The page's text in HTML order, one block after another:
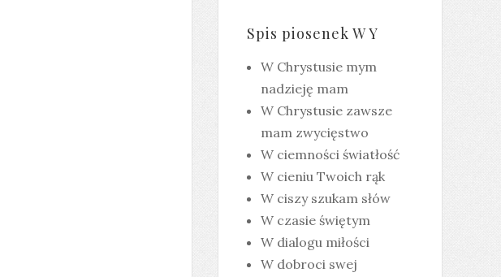
Spis piosenek W Y
W Chrystusie mym
nadzieję mam
W Chrystusie zawsze
mam zwycięstwo
W ciemności światłość
W cieniu Twoich rąk
W ciszy szukam słów
W czasie świętym
W dialogu miłości
W dobroci swej